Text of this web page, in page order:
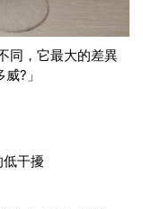
同， 它最大的差異
?」
干擾